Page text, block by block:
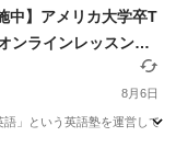
オンライン
中】アメリカ大学卒T
ンラインレッスンで
げるお手伝いをしま
8月6日
」という英語塾を運営して